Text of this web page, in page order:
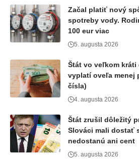
Začal platiť nový
spotreby vody.
100 eur viac
5. augusta 2026
Štát vo veľkom
vyplatí oveľa menej
čísla)
4. augusta 2026
Štát zrušil dôležitý
Slováci mali dostať
nedostanú ani cent
5. augusta 2026